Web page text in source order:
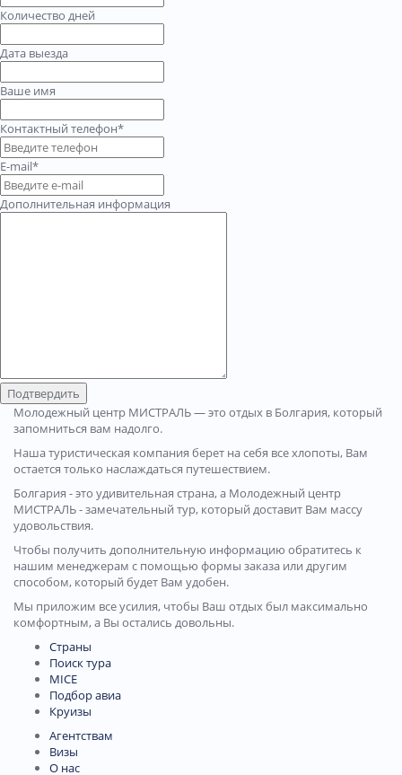
Количество дней
Дата выезда
Ваше имя
Контактный телефон*
E-mail*
Дополнительная информация
Подтвердить
Молодежный центр МИСТРАЛЬ — это отдых в Болгария, который
запомниться вам надолго.
Наша туристическая компания берет на себя все хлопоты, Вам
остается только наслаждаться путешествием.
Болгария - это удивительная страна, а Молодежный центр
МИСТРАЛЬ - замечательный тур, который доставит Вам массу
удовольствия.
Чтобы получить дополнительную информацию обратитесь к
нашим менеджерам с помощью формы заказа или другим
способом, который будет Вам удобен.
Мы приложим все усилия, чтобы Ваш отдых был максимально
комфортным, а Вы остались довольны.
Страны
Поиск тура
MICE
Подбор авиа
Круизы
Агентствам
Визы
О нас